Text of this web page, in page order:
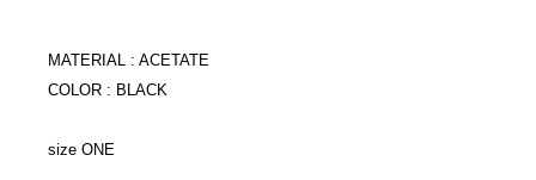
MATERIAL : ACETATE
COLOR : BLACK
size ONE